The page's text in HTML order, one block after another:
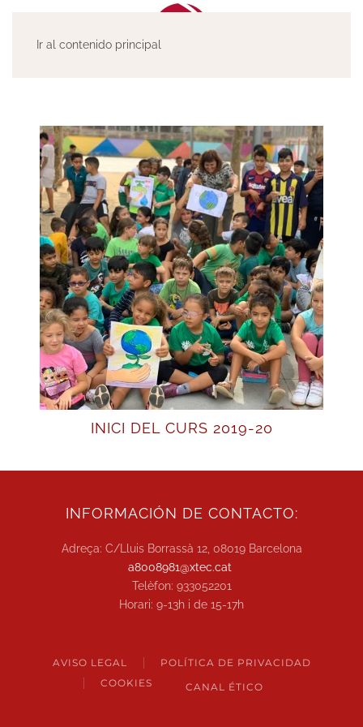
Ir al contenido principal
INICI DEL CURS 2019-20
INFORMACIÓN DE CONTACTO:
Adreça: C/Lluis Borrassà 12, 08019 Barcelona
a8008981@xtec.cat
Telèfon: 933052201
Horari: 9-13h i de 15-17h
AVISO LEGAL
POLÍTICA DE PRIVACIDAD
COOKIES
CANAL ÉTICO